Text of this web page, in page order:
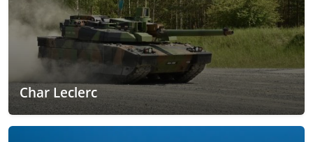
Char Leclerc